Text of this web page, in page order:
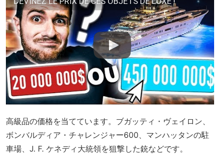
高級品の価格を当てています。ブガッティ・ヴェイロン、
ボンバルディア・チャレンジャー600、マンハッタンの駐
車場、J. F. ケネディ大統領を狙撃した銃などです。